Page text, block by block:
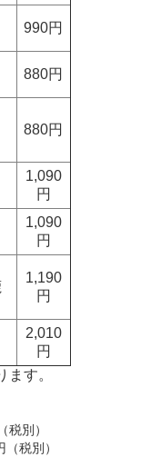
990円
880円
880円
1,090
円
1,090
円
1,190
円
2,010
円
す。
別）
別）